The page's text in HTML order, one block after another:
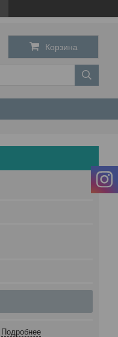
Корзина
Подробнее